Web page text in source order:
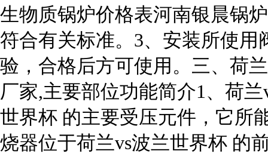
生物质锅炉价格表河南银晨锅
符合有关标准。3、安装所使
验，合格后方可使用。三、荷
厂家,主要部位功能简介1、荷
世界杯 的主要受压元件，它所
烧器位于荷兰vs波兰世界杯 的